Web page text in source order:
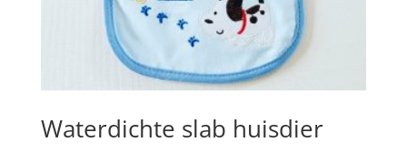
Waterdichte slab huisdier